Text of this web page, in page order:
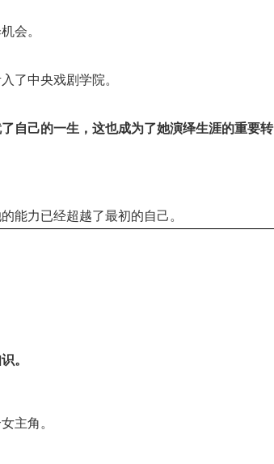
会。
了中央戏剧学院。
自己的一生，这也成为了她演绎生涯的重要转
能力已经超越了最初的自己。
。
主角。